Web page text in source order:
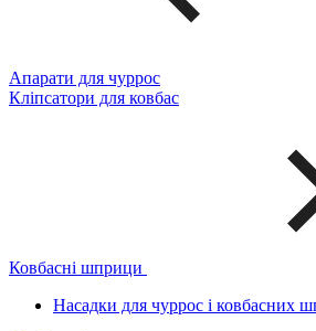
Апарати для чуррос
Кліпсатори для ковбас
Ковбасні шприци
Насадки для чуррос і ковбасних